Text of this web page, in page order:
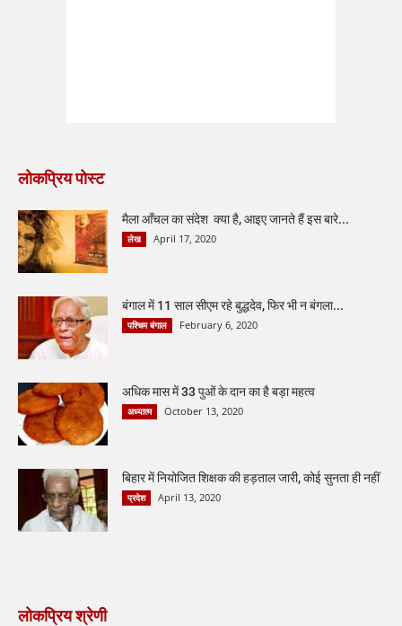
लोकप्रिय पोस्ट
मैला आँचल का संदेश क्या है, आइए जानते हैं इस बारे...
लेख April 17, 2020
बंगाल में 11 साल सीएम रहे बुद्धदेव, फिर भी न बंगला...
पश्चिम बंगाल February 6, 2020
अधिक मास में 33 पुओं के दान का है बड़ा महत्व
अध्यात्म October 13, 2020
बिहार में नियोजित शिक्षक की हड़ताल जारी, कोई सुनता ही नहीं
प्रदेश April 13, 2020
लोकप्रिय श्रेणी